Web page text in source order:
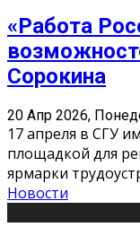
«Работа
Сорокина
20 Апр 2026,
17 апреля в СГУ
площадкой для
ярмарки
Новости